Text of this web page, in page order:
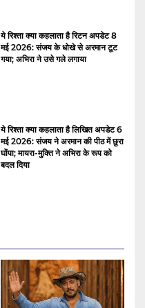
ये रिश्ता क्या कहलाता है रिटन अपडेट 8
मई 2026: संजय के धोखे से अरमान टूट
गया; अभिरा ने उसे गले लगाया
ये रिश्ता क्या कहलाता है लिखित अपडेट 6
मई 2026: संजय ने अरमान की पीठ में छुरा
घोंपा; मायरा-मुक्ति ने अभिरा के रूप को
बदल दिया